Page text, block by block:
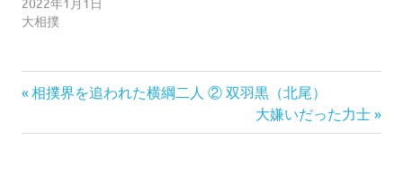
大相撲
相
撲
撲
投
稿
前
記
相撲界を追われた横綱二人 ② 双羽黒（北尾）
次
の
大嫌いだった力士